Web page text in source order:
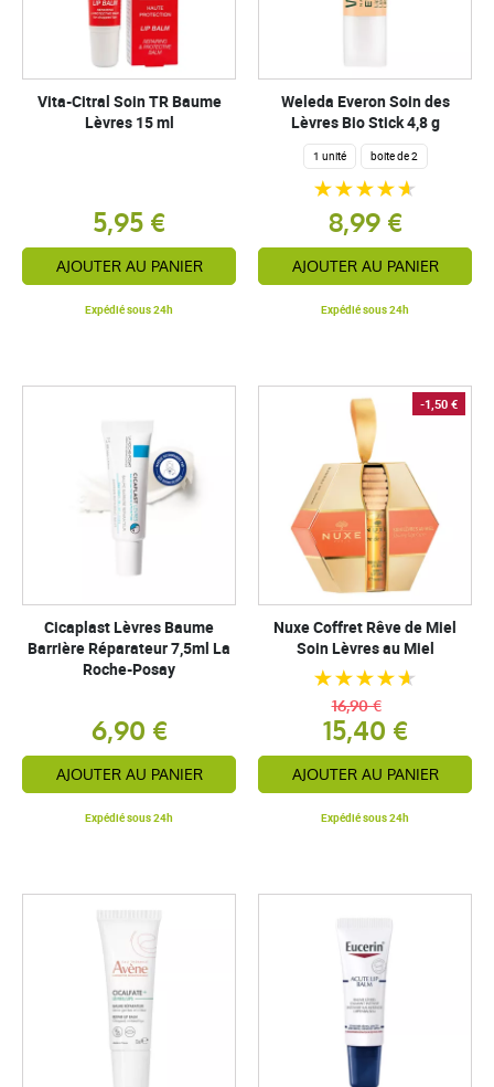
Vita-Citral Soin TR Baume
Lèvres 15 ml
5,95 €
AJOUTER AU PANIER
Expédié sous 24h
Weleda Everon Soin des
Lèvres Bio Stick 4,8 g
1 unité boite de 2
8,99 €
AJOUTER AU PANIER
Expédié sous 24h
Cicaplast Lèvres Baume
Barrière Réparateur 7,5ml La
Roche-Posay
6,90 €
AJOUTER AU PANIER
Expédié sous 24h
-1,50 €
Nuxe Coffret Rêve de Miel
Soin Lèvres au Miel
15,40 €
16,90 €
AJOUTER AU PANIER
Expédié sous 24h